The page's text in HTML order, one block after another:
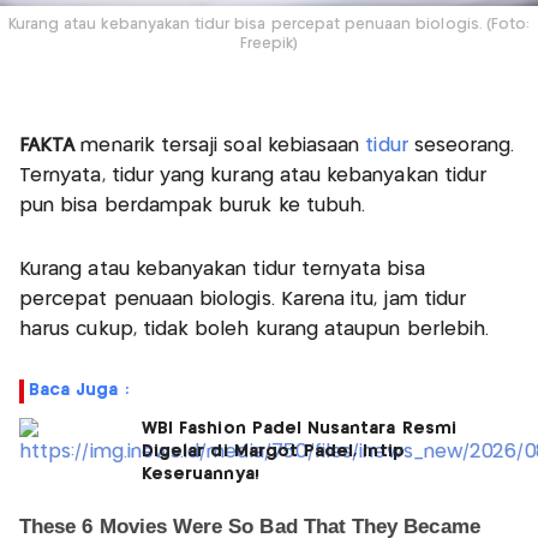
Kurang atau kebanyakan tidur bisa percepat penuaan biologis. (Foto:
Freepik)
FAKTAmenarik tersaji soal kebiasaan tidurseseorang.
Ternyata, tidur yang kurang atau kebanyakan tidur
pun bisa berdampak buruk ke tubuh.
Kurang atau kebanyakan tidur ternyata bisa
percepat penuaan biologis. Karena itu, jam tidur
harus cukup, tidak boleh kurang ataupun berlebih.
Baca Juga :
WBI Fashion Padel Nusantara Resmi
Digelar di Margot Padel, Intip
Keseruannya!